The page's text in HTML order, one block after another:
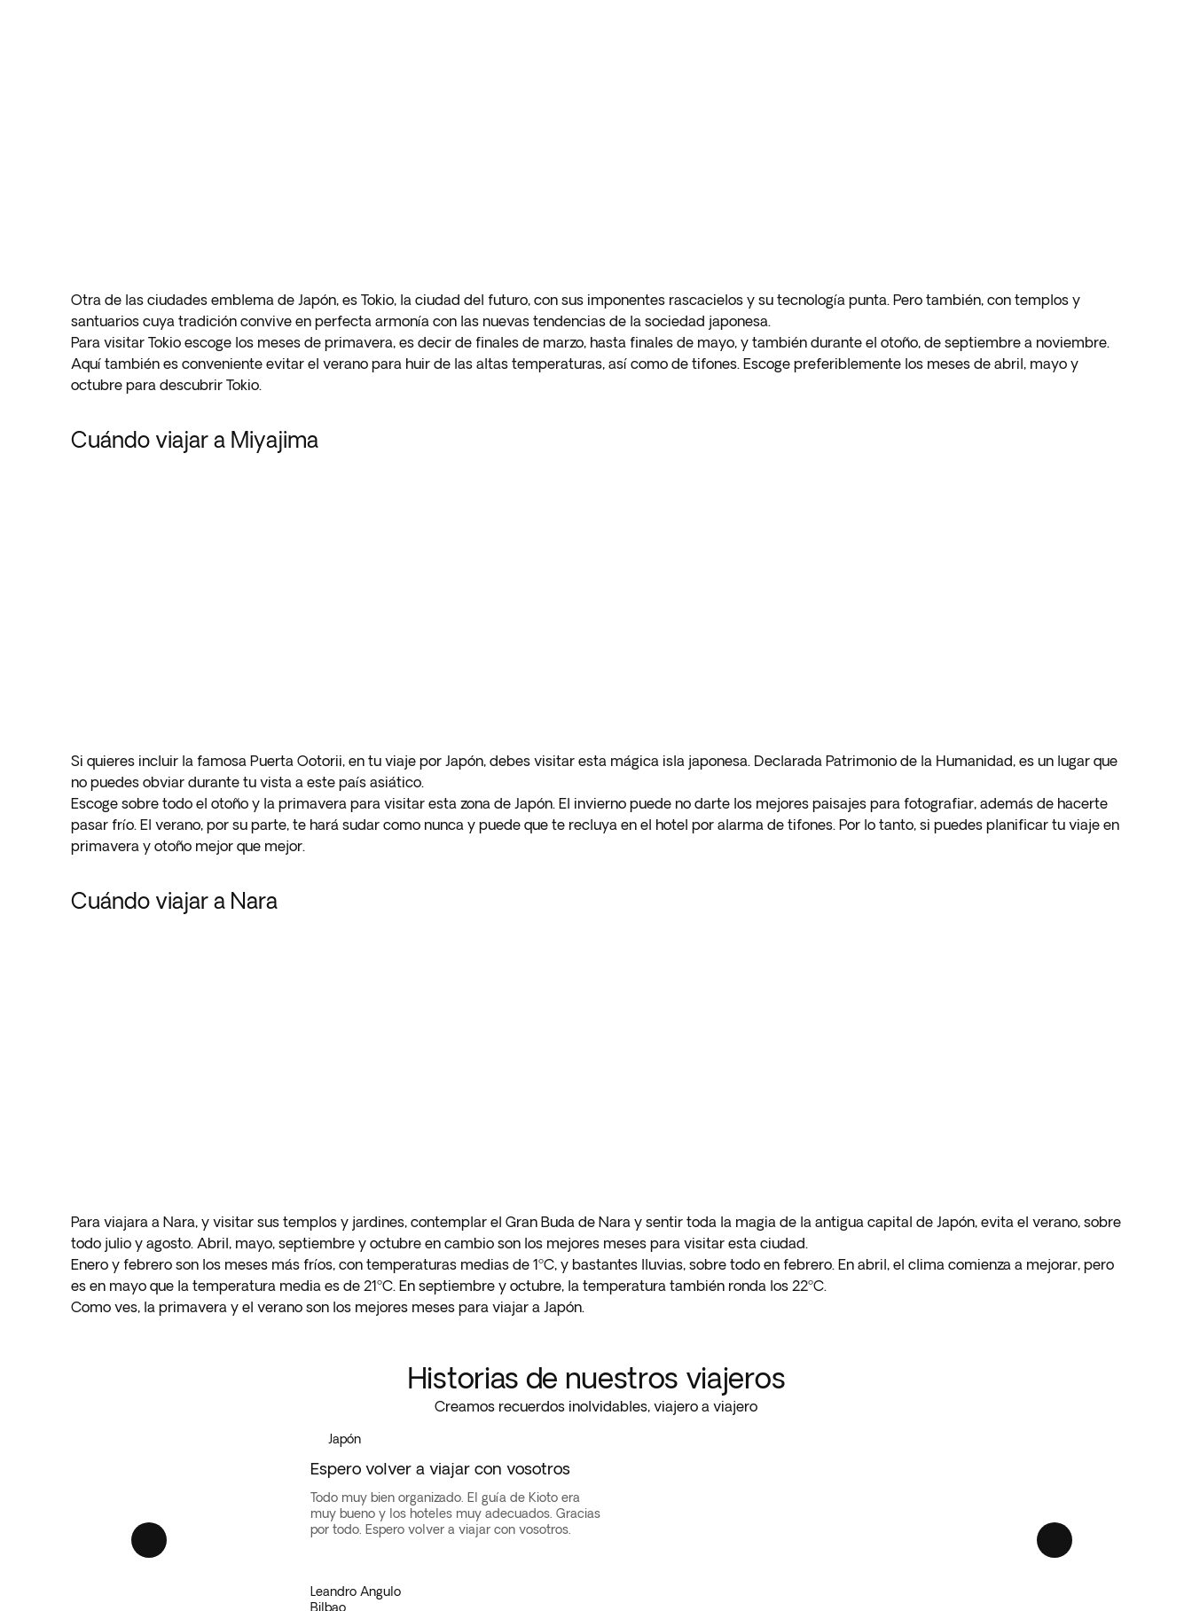
Otra de las ciudades emblema de Japón, es Tokio, la ciudad del futuro, con sus imponentes rascacielos y su tecnología punta. Pero también, con templos y
santuarios cuya tradición convive en perfecta armonía con las nuevas tendencias de la sociedad japonesa.
Para visitar Tokio escoge los meses de primavera, es decir de finales de marzo, hasta finales de mayo, y también durante el otoño, de septiembre a noviembre.
Aquí también es conveniente evitar el verano para huir de las altas temperaturas, así como de tifones. Escoge preferiblemente los meses de abril, mayo y
octubre para descubrir Tokio.
Cuándo viajar a Miyajima
Si quieres incluir la famosa Puerta Ootorii, en tu viaje por Japón, debes visitar esta mágica isla japonesa. Declarada Patrimonio de la Humanidad, es un lugar que
no puedes obviar durante tu vista a este país asiático.
Escoge sobre todo el otoño y la primavera para visitar esta zona de Japón. El invierno puede no darte los mejores paisajes para fotografiar, además de hacerte
pasar frío. El verano, por su parte, te hará sudar como nunca y puede que te recluya en el hotel por alarma de tifones. Por lo tanto, si puedes planificar tu viaje en
primavera y otoño mejor que mejor.
Cuándo viajar a Nara
Para viajara a Nara, y visitar sus templos y jardines, contemplar el Gran Buda de Nara y sentir toda la magia de la antigua capital de Japón, evita el verano, sobre
todo julio y agosto. Abril, mayo, septiembre y octubre en cambio son los mejores meses para visitar esta ciudad.
Enero y febrero son los meses más fríos, con temperaturas medias de 1ºC, y bastantes lluvias, sobre todo en febrero. En abril, el clima comienza a mejorar, pero
es en mayo que la temperatura media es de 21ºC. En septiembre y octubre, la temperatura también ronda los 22ºC.
Como ves, la primavera y el verano son los mejores meses para viajar a Japón.
Historias de nuestros viajeros
Creamos recuerdos inolvidables, viajero a viajero
Japón
Espero volver a viajar con vosotros
Todo muy bien organizado. El guía de Kioto era
muy bueno y los hoteles muy adecuados. Gracias
por todo. Espero volver a viajar con vosotros.
Leandro Angulo
Bilbao